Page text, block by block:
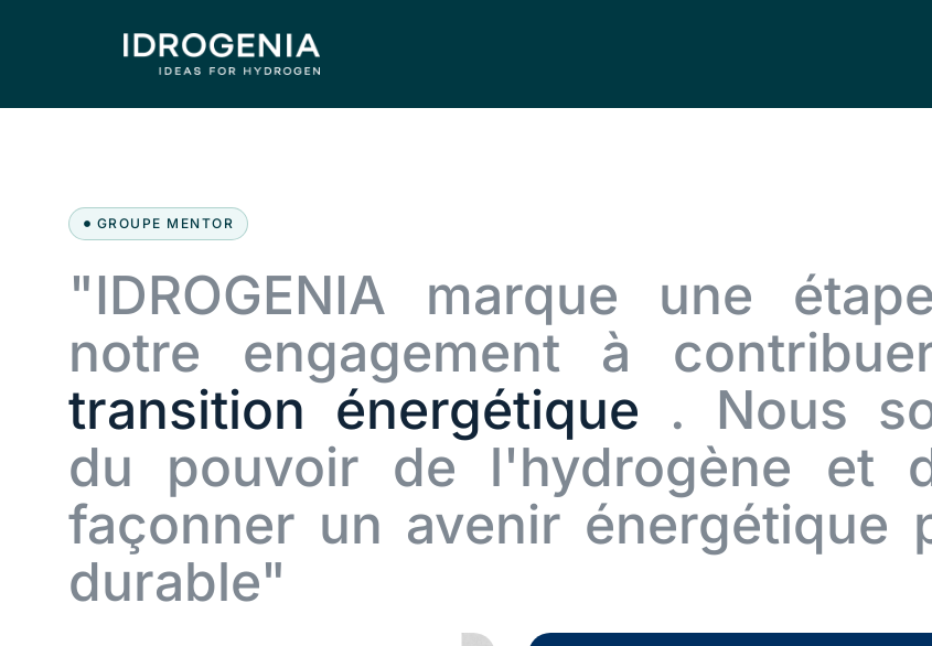
GROUPE MENTOR
"IDROGENIA marque une
notre engagement à
transition énergétique . Nous
du pouvoir de l'hydrogène et
façonner un avenir énergétique
durable"